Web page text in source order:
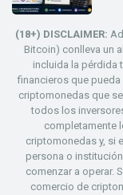
(18+) DISCLAIMER:
Bitcoin) conlleva un
incluida la pérdida
financieros que
criptomonedas que
todos los
completamente
criptomonedas y, si
persona o
comenzar a operar.
comercio de